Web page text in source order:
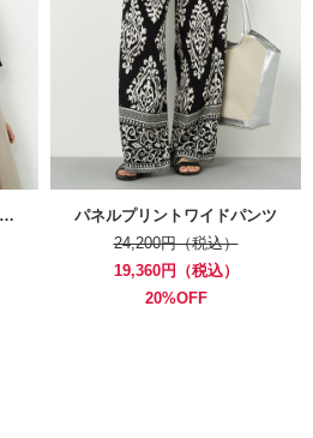
…
パネルプリントワイドパンツ
24,200円（税込）
19,360円（税込）
20%OFF